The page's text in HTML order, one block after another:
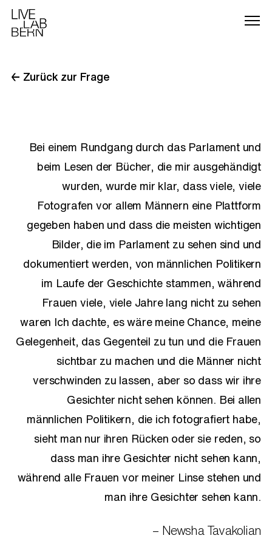
← Zurück zur Frage
Bei einem Rundgang durch das Parlament und
beim Lesen der Bücher, die mir ausgehändigt
wurden, wurde mir klar, dass viele, viele
Fotografen vor allem Männern eine Plattform
gegeben haben und dass die meisten wichtigen
Bilder, die im Parlament zu sehen sind und
dokumentiert werden, von männlichen Politikern
im Laufe der Geschichte stammen, während
Frauen viele, viele Jahre lang nicht zu sehen
waren Ich dachte, es wäre meine Chance, meine
Gelegenheit, das Gegenteil zu tun und die Frauen
sichtbar zu machen und die Männer nicht
verschwinden zu lassen, aber so dass wir ihre
Gesichter nicht sehen können. Bei allen
männlichen Politikern, die ich fotografiert habe,
sieht man nur ihren Rücken oder sie reden, so
dass man ihre Gesichter nicht sehen kann,
während alle Frauen vor meiner Linse stehen und
man ihre Gesichter sehen kann.
– Newsha Tavakolian